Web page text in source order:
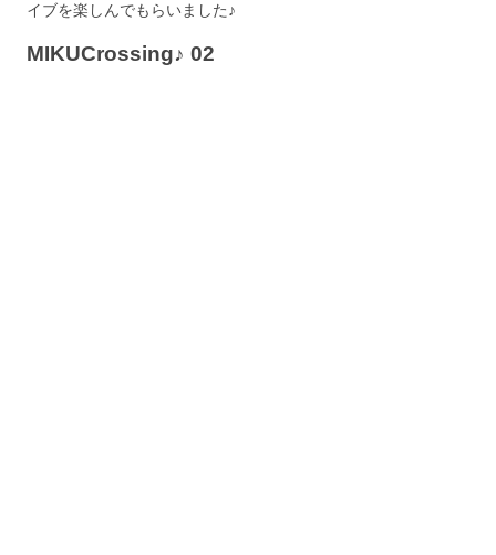
イブを楽しんでもらいました♪
MIKUCrossing♪ 02